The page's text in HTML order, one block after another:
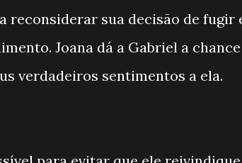
reconsiderar sua decisão de fugir
Joana dá a Gabriel a chance
verdadeiros sentimentos a ela.